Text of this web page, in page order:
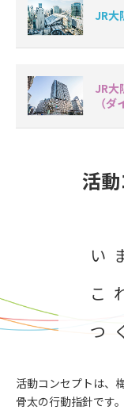
JR大
JR大
（
活
い
こ
つ
活動コンセプトは、
骨太の行動指針です。